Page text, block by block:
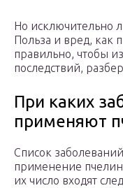
Но исключительно
Польза и вред, как
правильно, чтобы
последствий,
При каких
применяют
Список
применение
их число входят